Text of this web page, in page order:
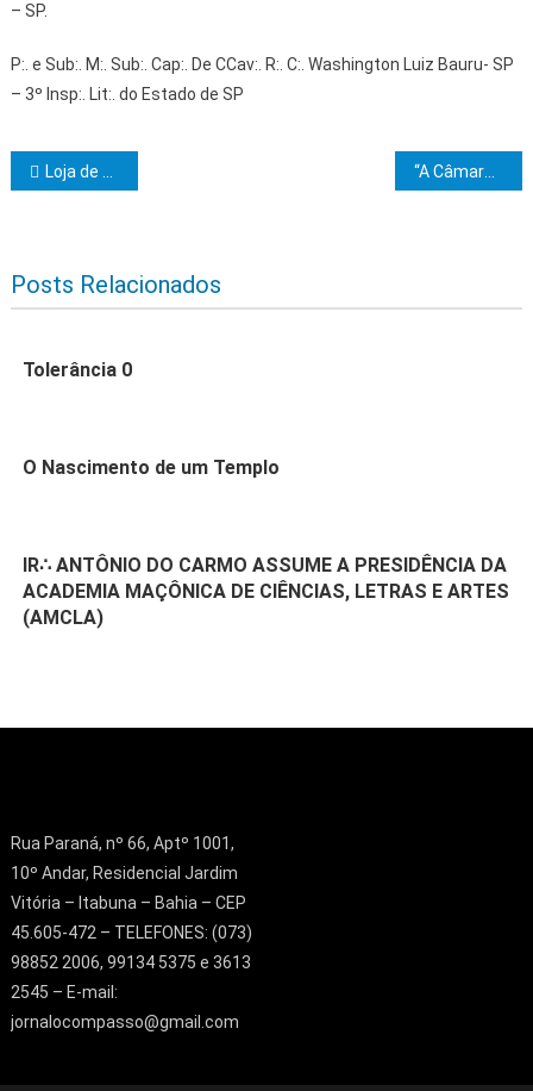
– SP.
P:. e Sub:. M:. Sub:. Cap:. De CCav:. R:. C:. Washington Luiz Bauru- SP
– 3º Insp:. Lit:. do Estado de SP
Navegação de Post
Loja de Perfeição José Carlos Oliveira comunica os Graus 7 e 8 “A Câmara de Reflexão”
Posts Relacionados
Tolerância 0
O Nascimento de um Templo
IR∴ ANTÔNIO DO CARMO ASSUME A PRESIDÊNCIA DA
ACADEMIA MAÇÔNICA DE CIÊNCIAS, LETRAS E ARTES
(AMCLA)
Rua Paraná, nº 66, Aptº 1001,
10º Andar, Residencial Jardim
Vitória – Itabuna – Bahia – CEP
45.605-472 – TELEFONES: (073)
98852 2006, 99134 5375 e 3613
2545 – E-mail:
jornalocompasso@gmail.com